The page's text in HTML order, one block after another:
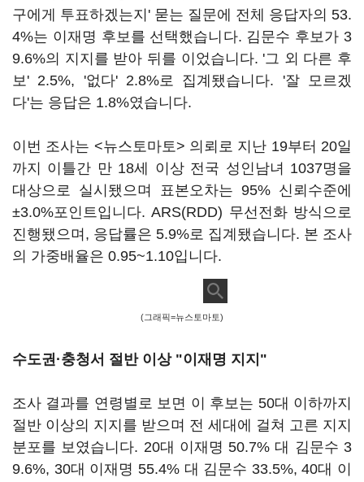
구에게 투표하겠는지' 묻는 질문에 전체 응답자의 53.
4%는 이재명 후보를 선택했습니다. 김문수 후보가 3
9.6%의 지지를 받아 뒤를 이었습니다. '그 외 다른 후
보' 2.5%, '없다' 2.8%로 집계됐습니다. '잘 모르겠
다'는 응답은 1.8%였습니다.
이번 조사는 <뉴스토마토> 의뢰로 지난 19부터 20일
까지 이틀간 만 18세 이상 전국 성인남녀 1037명을
대상으로 실시됐으며 표본오차는 95% 신뢰수준에
±3.0%포인트입니다. ARS(RDD) 무선전화 방식으로
진행됐으며, 응답률은 5.9%로 집계됐습니다. 본 조사
의 가중배율은 0.95~1.10입니다.
(그래픽=뉴스토마토)
수도권·충청서 절반 이상 "이재명 지지"
조사 결과를 연령별로 보면 이 후보는 50대 이하까지
절반 이상의 지지를 받으며 전 세대에 걸쳐 고른 지지
분포를 보였습니다. 20대 이재명 50.7% 대 김문수 3
9.6%, 30대 이재명 55.4% 대 김문수 33.5%, 40대 이